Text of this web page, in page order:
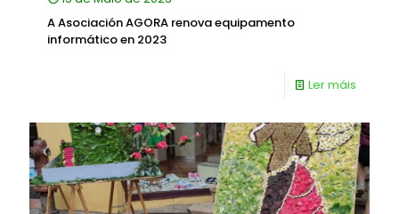
A Asociación AGORA renova equipamento
informático en 2023
Ler máis